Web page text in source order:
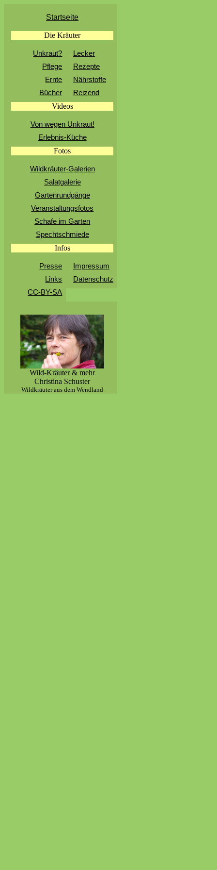
Startseite
Die Kräuter
Unkraut?
Lecker
Pflege
Rezepte
Ernte
Nährstoffe
Bücher
Reizend
Videos
Von wegen Unkraut!
Erlebnis-Küche
Fotos
Wildkräuter-Galerien
Salatgalerie
Gartenrundgänge
Veranstaltungsfotos
Schafe im Garten
Spechtschmiede
Infos
Presse
Impressum
Links
Datenschutz
CC-BY-SA
Wild-Kräuter & mehr
Christina Schuster
Wildkräuter aus dem Wendland